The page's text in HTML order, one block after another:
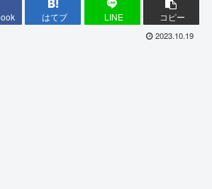
はてブ LINE コピー
2023.10.19